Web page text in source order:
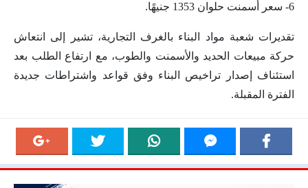
6- سعر أسمنت حلوان 1353 جنيهًا.
تقديرات شعبة مواد البناء بالغرف التجارية، تشير إلى انتعاش
حركة مبيعات الحديد والأسمنت والطوب، مع ارتفاع الطلب بعد
استئناف إصدار تراخيص البناء وفق قواعد واشتراطات جديدة
الفترة المقبلة.